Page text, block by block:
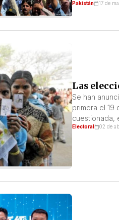
Pakistán 17 de
Las
Se han
primera el 19
cuestionada,
Electoral 02 de